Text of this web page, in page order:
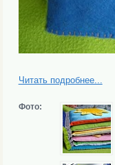
Читать подробнее...
Фото: